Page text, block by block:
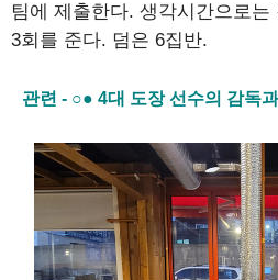
팀에 제출한다. 생각시간으로는
3회를 준다. 덤은 6집반.
관련 - ○● 4대 도장 선수의 감독